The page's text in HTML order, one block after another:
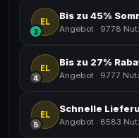
EL
3
Bis zu 45%
Angebot · 9778
EL
4
Bis zu 27%
Angebot · 9777
EL
5
Schnelle
Angebot · 8583